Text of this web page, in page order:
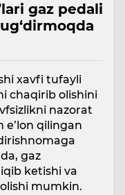
gaz pedali
xavfi tufayli
chaqirib olishini
nazorat
e’lon qilingan
gaz
ketishi va
mumkin.